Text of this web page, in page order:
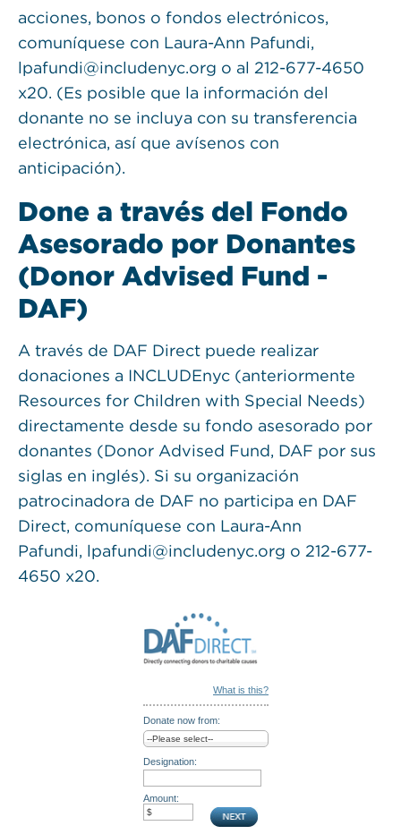
acciones, bonos o fondos electrónicos,
comuníquese con Laura-Ann Pafundi,
lpafundi@includenyc.org o al 212-677-4650
x20. (Es posible que la información del
donante no se incluya con su transferencia
electrónica, así que avísenos con
anticipación).
Done a través del Fondo
Asesorado por Donantes
(Donor Advised Fund -
DAF)
A través de DAF Direct puede realizar
donaciones a INCLUDEnyc (anteriormente
Resources for Children with Special Needs)
directamente desde su fondo asesorado por
donantes (Donor Advised Fund, DAF por sus
siglas en inglés). Si su organización
patrocinadora de DAF no participa en DAF
Direct, comuníquese con Laura-Ann
Pafundi, lpafundi@includenyc.org o 212-677-
4650 x20.
What is this?
Donate now from:
Designation:
Amount: